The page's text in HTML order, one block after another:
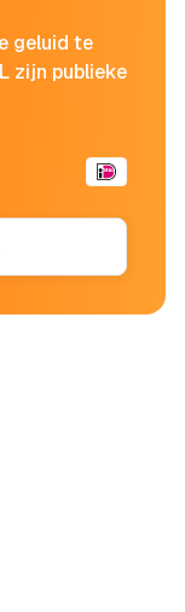
geluid te
zijn publieke